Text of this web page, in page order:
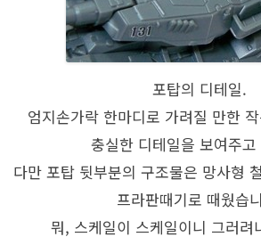
포탑의 디테일.
엄지손가락 한마디로 가려질 만한
충실한 디테일을 보여주
다만 포탑 뒷부분의 구조물은 망사형
프라판때기로 때웠습
뭐, 스케일이 스케일이니 그러려